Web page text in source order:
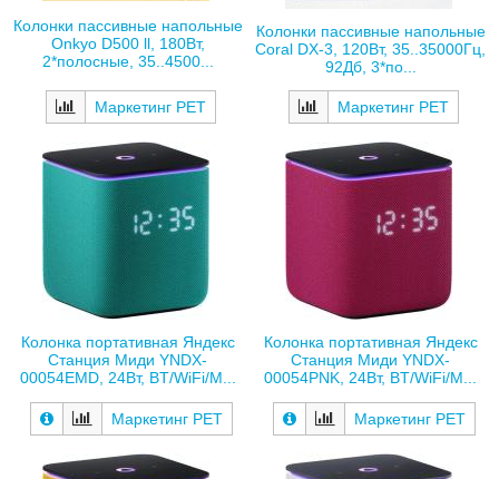
Колонки пассивные напольные
Onkyo D500 ll, 180Вт,
2*полосные, 35..4500...
Маркетинг РЕТ
Колонки пассивные напольные
Coral DX-3, 120Вт, 35..35000Гц,
92Дб, 3*по...
Маркетинг РЕТ
Колонка портативная Яндекс
Станция Миди YNDX-
00054EMD, 24Вт, BT/WiFi/M...
Маркетинг РЕТ
Колонка портативная Яндекс
Станция Миди YNDX-
00054PNK, 24Вт, BT/WiFi/M...
Маркетинг РЕТ